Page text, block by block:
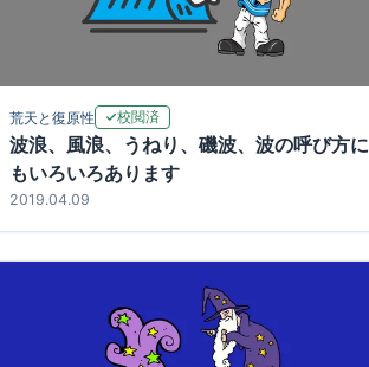
荒天と復原性 校閲済
波浪、風浪、うねり、磯波、波の呼び方に
もいろいろあります
2019.04.09